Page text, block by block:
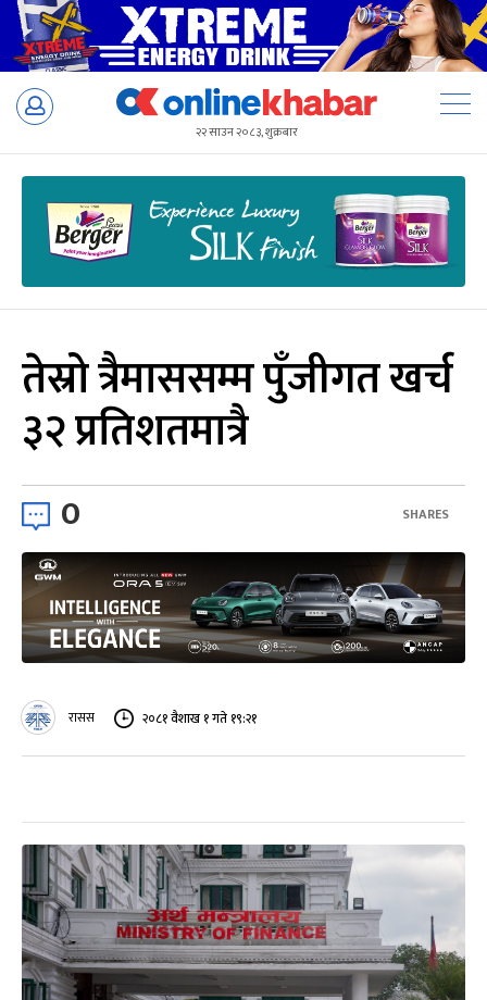
Skip
२२ साउन २०८३, शुक्रबार
तेस्रो त्रैमाससम्म पुँजीगत खर्च
३२ प्रतिशतमात्रै
0 SHARES
रासस २०८१ वैशाख १ गते १९:२१